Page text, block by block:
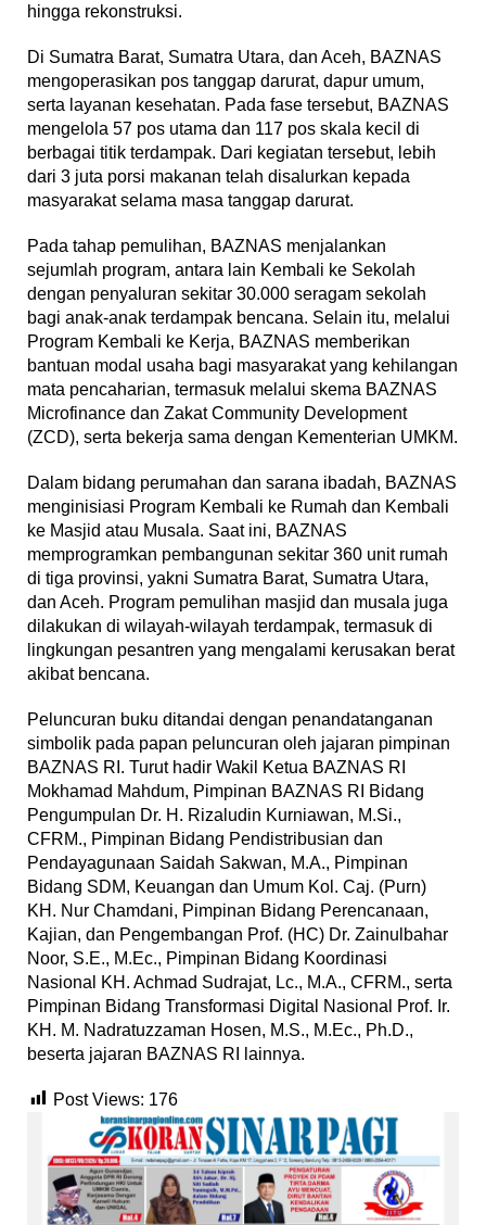
hingga rekonstruksi.
Di Sumatra Barat, Sumatra Utara, dan Aceh, BAZNAS
mengoperasikan pos tanggap darurat, dapur umum,
serta layanan kesehatan. Pada fase tersebut, BAZNAS
mengelola 57 pos utama dan 117 pos skala kecil di
berbagai titik terdampak. Dari kegiatan tersebut, lebih
dari 3 juta porsi makanan telah disalurkan kepada
masyarakat selama masa tanggap darurat.
Pada tahap pemulihan, BAZNAS menjalankan
sejumlah program, antara lain Kembali ke Sekolah
dengan penyaluran sekitar 30.000 seragam sekolah
bagi anak-anak terdampak bencana. Selain itu, melalui
Program Kembali ke Kerja, BAZNAS memberikan
bantuan modal usaha bagi masyarakat yang kehilangan
mata pencaharian, termasuk melalui skema BAZNAS
Microfinance dan Zakat Community Development
(ZCD), serta bekerja sama dengan Kementerian UMKM.
Dalam bidang perumahan dan sarana ibadah, BAZNAS
menginisiasi Program Kembali ke Rumah dan Kembali
ke Masjid atau Musala. Saat ini, BAZNAS
memprogramkan pembangunan sekitar 360 unit rumah
di tiga provinsi, yakni Sumatra Barat, Sumatra Utara,
dan Aceh. Program pemulihan masjid dan musala juga
dilakukan di wilayah-wilayah terdampak, termasuk di
lingkungan pesantren yang mengalami kerusakan berat
akibat bencana.
Peluncuran buku ditandai dengan penandatanganan
simbolik pada papan peluncuran oleh jajaran pimpinan
BAZNAS RI. Turut hadir Wakil Ketua BAZNAS RI
Mokhamad Mahdum, Pimpinan BAZNAS RI Bidang
Pengumpulan Dr. H. Rizaludin Kurniawan, M.Si.,
CFRM., Pimpinan Bidang Pendistribusian dan
Pendayagunaan Saidah Sakwan, M.A., Pimpinan
Bidang SDM, Keuangan dan Umum Kol. Caj. (Purn)
KH. Nur Chamdani, Pimpinan Bidang Perencanaan,
Kajian, dan Pengembangan Prof. (HC) Dr. Zainulbahar
Noor, S.E., M.Ec., Pimpinan Bidang Koordinasi
Nasional KH. Achmad Sudrajat, Lc., M.A., CFRM., serta
Pimpinan Bidang Transformasi Digital Nasional Prof. Ir.
KH. M. Nadratuzzaman Hosen, M.S., M.Ec., Ph.D.,
beserta jajaran BAZNAS RI lainnya.
Post Views: 176